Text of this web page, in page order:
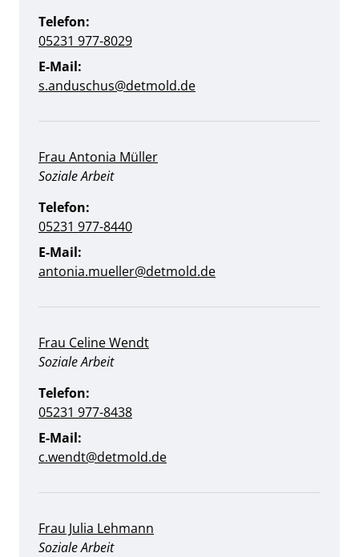
Telefon:
05231 977-8029
E-Mail:
s.anduschus@detmold.de
Frau Antonia Müller
Position:
Soziale Arbeit
Telefon:
05231 977-8440
E-Mail:
antonia.mueller@detmold.de
Frau Celine Wendt
Position:
Soziale Arbeit
Telefon:
05231 977-8438
E-Mail:
c.wendt@detmold.de
Frau Julia Lehmann
Position:
Soziale Arbeit